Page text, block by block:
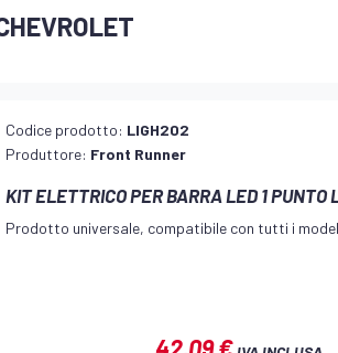
Codice prodotto: LIGH202
Produttore: Front Runner
KIT ELETTRICO PER BARRA LED 1 PUNTO
Prodotto universale, compatibile con tutti i
42,09 €